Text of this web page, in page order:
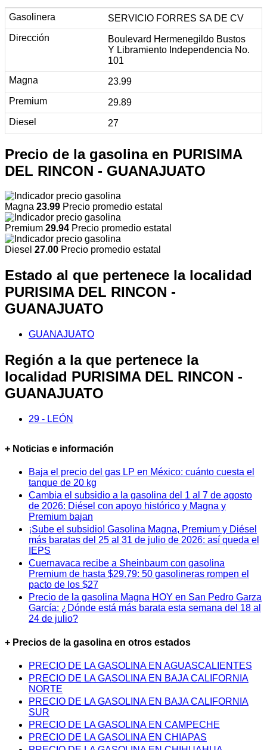
SERVICIO FORRES SA DE CV
Boulevard Hermenegildo Bustos
Y Libramiento Independencia No.
101
23.99
29.89
27
Precio de la gasolina en PURISIMA
DEL RINCON - GUANAJUATO
Magna 23.99 Precio promedio estatal
Premium 29.94 Precio promedio estatal
Diesel 27.00 Precio promedio estatal
Estado al que pertenece la localidad
PURISIMA DEL RINCON -
GUANAJUATO
GUANAJUATO
Región a la que pertenece la
localidad PURISIMA DEL RINCON -
GUANAJUATO
29 - LEÓN
+ Noticias e información
Baja el precio del gas LP en México: cuánto cuesta el
tanque de 20 kg
Cambia el subsidio a la gasolina del 1 al 7 de agosto
de 2026: Diésel con apoyo histórico y Magna y
Premium bajan
¡Sube el subsidio! Gasolina Magna, Premium y Diésel
más baratas del 25 al 31 de julio de 2026: así queda el
IEPS
Cuernavaca recibe a Sheinbaum con gasolina
Premium de hasta $29.79: 50 gasolineras rompen el
pacto de los $27
Precio de la gasolina Magna HOY en San Pedro Garza
García: ¿Dónde está más barata esta semana del 18 al
24 de julio?
+ Precios de la gasolina en otros estados
PRECIO DE LA GASOLINA EN AGUASCALIENTES
PRECIO DE LA GASOLINA EN BAJA CALIFORNIA
NORTE
PRECIO DE LA GASOLINA EN BAJA CALIFORNIA
SUR
PRECIO DE LA GASOLINA EN CAMPECHE
PRECIO DE LA GASOLINA EN CHIAPAS